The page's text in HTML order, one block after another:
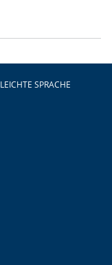
LEICHTE SPRACHE